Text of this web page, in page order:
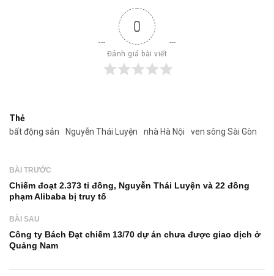
0
Đánh giá bài viết
Thẻ
bất động sản
Nguyễn Thái Luyện nhà Hà Nội ven sông Sài Gòn
BÀI TRƯỚC
Chiếm đoạt 2.373 tỉ đồng, Nguyễn Thái Luyện và 22 đồng
phạm Alibaba bị truy tố
BÀI SAU
Công ty Bách Đạt chiếm 13/70 dự án chưa được giao dịch ở
Quảng Nam